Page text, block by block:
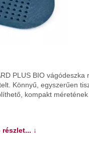
PLUS BIO vágódeszka
Könnyű, egyszerűen
kompakt
részlet... ↓